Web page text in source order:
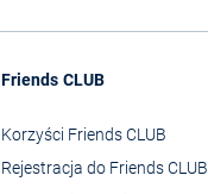
Friends CLUB
Korzyści Friends CLUB
Rejestracja do Friends CLUB